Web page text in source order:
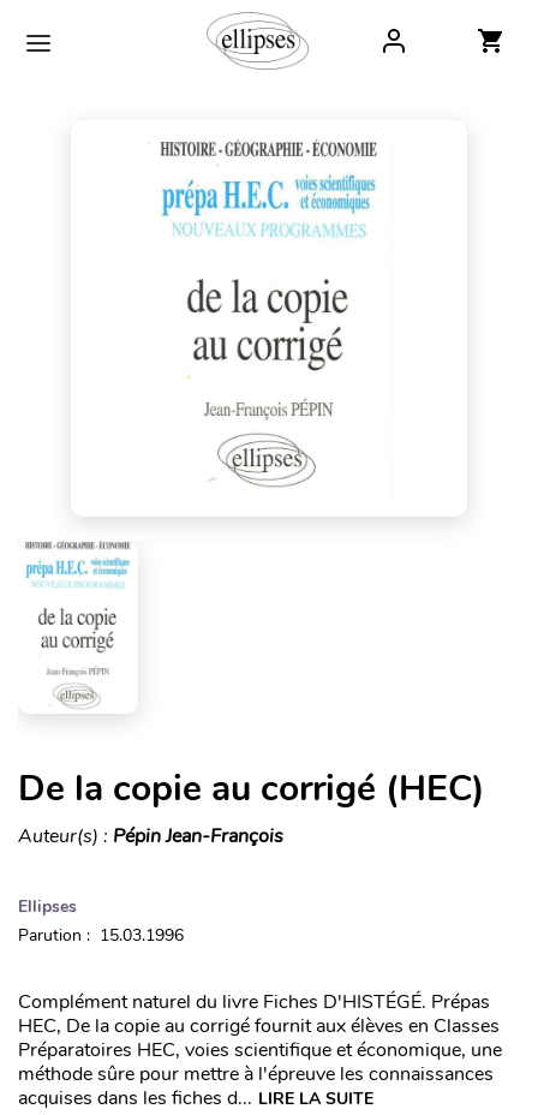
De la copie au corrigé (HEC)
Auteur(s) : Pépin Jean-François
Ellipses
Parution : 15.03.1996
Complément naturel du livre Fiches D'HISTÉGÉ. Prépas
HEC, De la copie au corrigé fournit aux élèves en Classes
Préparatoires HEC, voies scientifique et économique, une
méthode sûre pour mettre à l'épreuve les connaissances
acquises dans les fiches d... LIRE LA SUITE